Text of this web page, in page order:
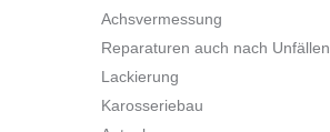
Achsvermessung
Reparaturen auch nach Unfällen
Lackierung
Karosseriebau